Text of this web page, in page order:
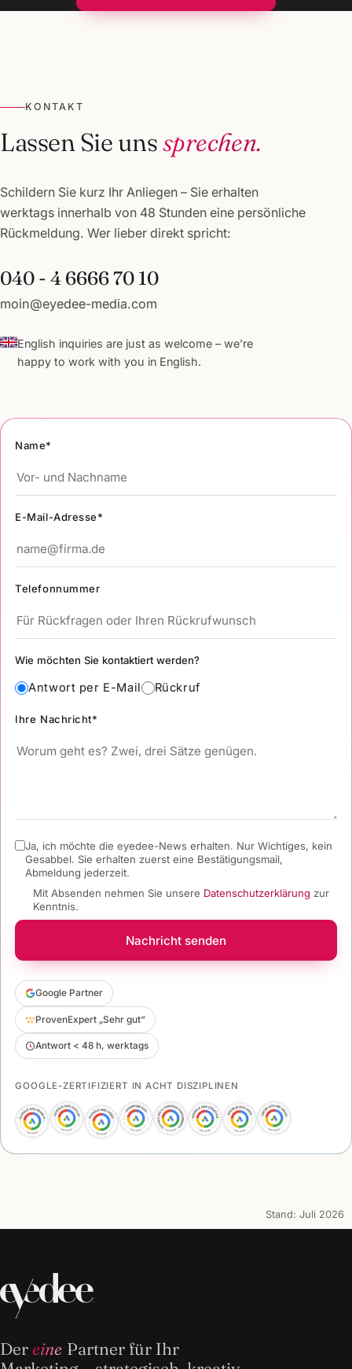
KONTAKT
Lassen Sie unssprechen.
Schildern Sie kurz Ihr Anliegen – Sie erhalten
werktags innerhalb von 48 Stunden eine persönliche
Rückmeldung. Wer lieber direkt spricht:
040 - 4 6666 70 10
moin@eyedee-media.com
English inquiries are just as welcome – we’re
happy to work with you in English.
Name*
E-Mail-Adresse*
Telefonnummer
Wie möchten Sie kontaktiert werden?
Antwort per E-Mail Rückruf
Ihre Nachricht*
Ja, ich möchte die eyedee-News erhalten. Nur Wichtiges, kein
Gesabbel. Sie erhalten zuerst eine Bestätigungsmail,
Abmeldung jederzeit.
Mit Absenden nehmen Sie unsere Datenschutzerklärung zur
Kenntnis.
Nachricht senden
Google Partner
ProvenExpert „Sehr gut“
Antwort < 48 h, werktags
GOOGLE-ZERTIFIZIERT IN ACHT DISZIPLINEN
Stand: Juli 2026
Dereine Partner für Ihr